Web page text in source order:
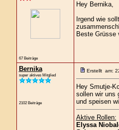
67 Beiträge
Hey Bernika,
Irgend wie
Beste Grüsse
Bernika
super aktives Mitglied
2102 Beiträge
Erstellt am:
Hey Smutje-
sollen wir uns
und speisen
Aktive Rollen:
Elyssa